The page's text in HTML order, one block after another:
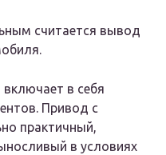
считается вывод
в себя
Привод с
практичный,
в условиях